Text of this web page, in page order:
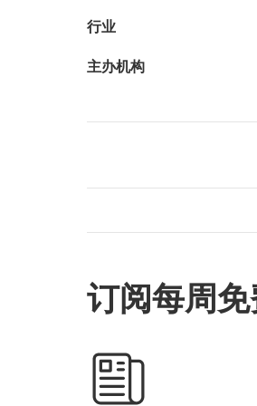
行业
主办机构
订阅每周